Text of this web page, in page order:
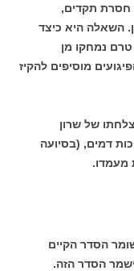
חסרת תקדים,
השאלה היא כיצד
נמחקו מן
מוסיפים להקיז
של שרון
דמים, (בסיועה
מעמדו.
הסדר הקיים
הסדר הזה.